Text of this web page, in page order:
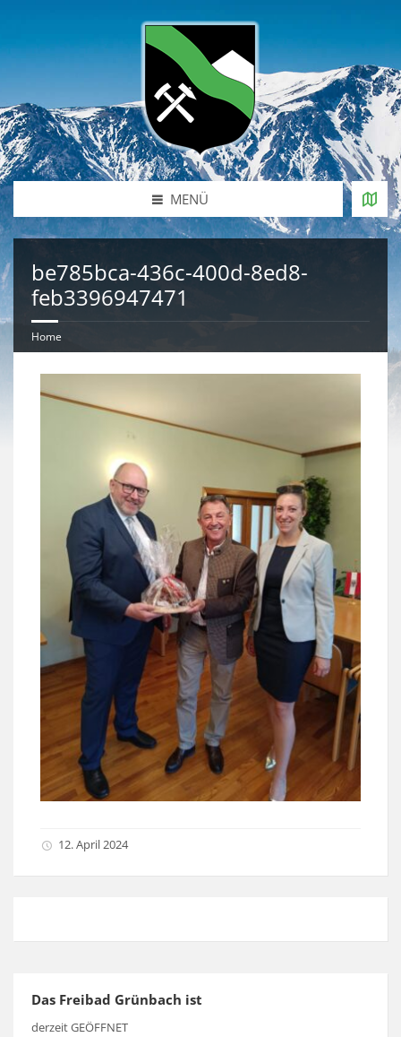
MENÜ
be785bca-436c-400d-8ed8-
feb3396947471
Home
12. April 2024
Das Freibad Grünbach ist
derzeit GEÖFFNET